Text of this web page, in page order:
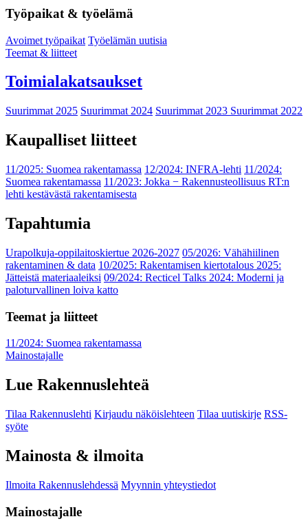
Työpaikat & työelämä
Avoimet työpaikat Työelämän uutisia
Teemat & liitteet
Toimialakatsaukset
Suurimmat 2025 Suurimmat 2024 Suurimmat 2023 Suurimmat 2022
Kaupalliset liitteet
11/2025: Suomea rakentamassa 12/2024: INFRA-lehti 11/2024:
Suomea rakentamassa 11/2023: Jokka − Rakennusteollisuus RT:n
lehti kestävästä rakentamisesta
Tapahtumia
Urapolkuja-oppilaitoskiertue 2026-2027 05/2026: Vähähiilinen
rakentaminen & data 10/2025: Rakentamisen kiertotalous 2025:
Jätteistä materiaaleiksi 09/2024: Recticel Talks 2024: Moderni ja
paloturvallinen loiva katto
Teemat ja liitteet
11/2024: Suomea rakentamassa
Mainostajalle
Lue Rakennuslehteä
Tilaa Rakennuslehti Kirjaudu näköislehteen Tilaa uutiskirje RSS-
syöte
Mainosta & ilmoita
Ilmoita Rakennuslehdessä Myynnin yhteystiedot
Mainostajalle